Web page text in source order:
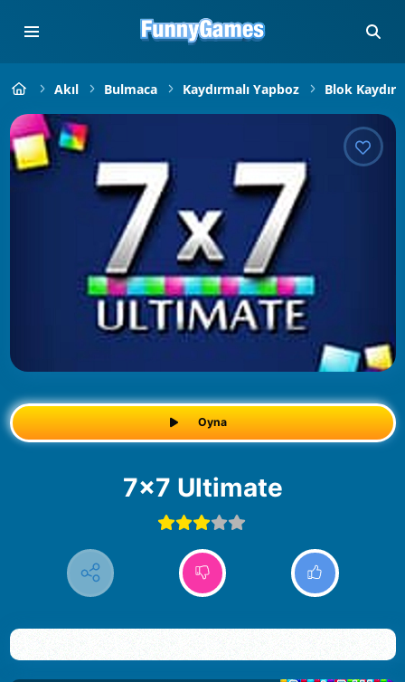
Akıl Bulmaca Kaydırmalı Yapboz Blok
Oyna
7x7 Ultimate